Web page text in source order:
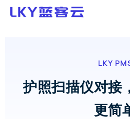
LKY
护照扫描仪对接
更简